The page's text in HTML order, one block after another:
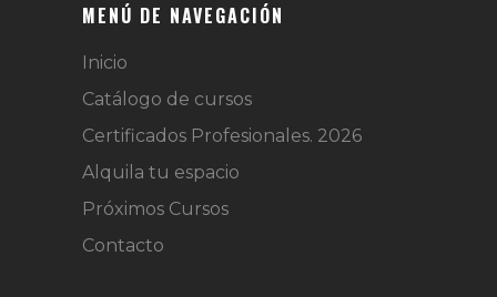
MENÚ DE NAVEGACIÓN
Inicio
Catálogo de cursos
Certificados Profesionales. 2026
Alquila tu espacio
Próximos Cursos
Contacto